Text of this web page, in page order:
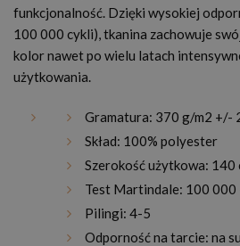
funkcjonalność. Dzięki wysokiej
100 000 cykli), tkanina zachowuje
kolor nawet po wielu latach
użytkowania.
Gramatura: 370 g/m2 +/-
Skład: 100% polyester
Szerokość użytkowa: 140
Test Martindale: 100 000
Pilingi: 4-5
Odporność na tarcie: na